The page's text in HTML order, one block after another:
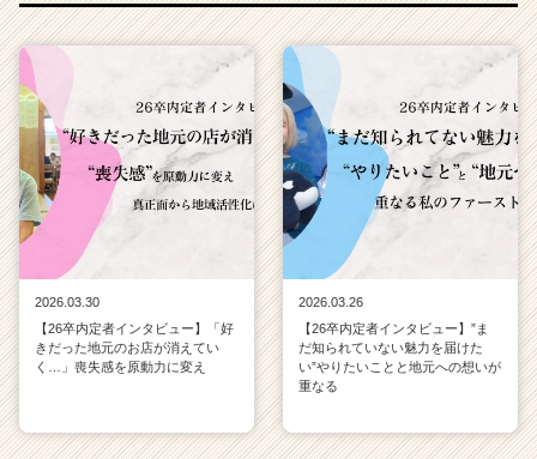
届
活
サ
イ
リ
ア
（C
e
2026.03.30
【26卒内定者インタビュー】「好
きだった地元のお店が消えてい
く…」喪失感を原動力に変え
2026.03.26
【26卒内定者インタビュー】”ま
だ知られていない魅力を届けた
い”やりたいことと地元への想いが
重なる